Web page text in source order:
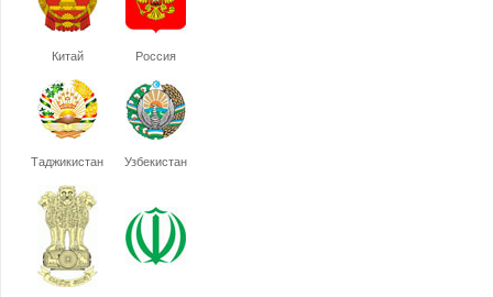
Китай Россия
Таджикистан Узбекистан